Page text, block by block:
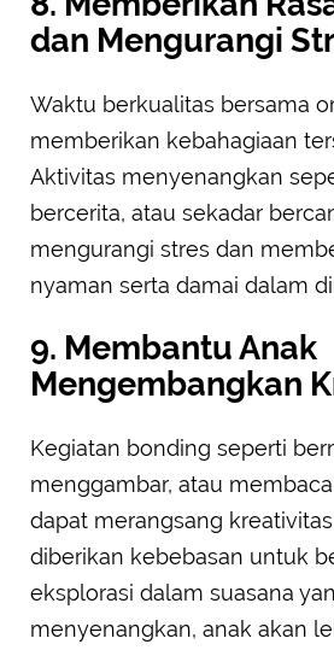
dan Mengurangi
Waktu berkualitas bersama
memberikan kebahagiaan
Aktivitas menyenangkan
bercerita, atau sekadar
mengurangi stres dan
nyaman serta damai dalam
9. Membantu Anak
Mengembangkan
Kegiatan bonding seperti
menggambar, atau
dapat merangsang
diberikan kebebasan untuk
eksplorasi dalam suasana
menyenangkan, anak akan